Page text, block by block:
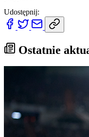
Udostępnij:
Ostatnie